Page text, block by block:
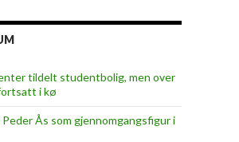
tildelt studentbolig, men over
i kø
Ås som gjennomgangsfigur i